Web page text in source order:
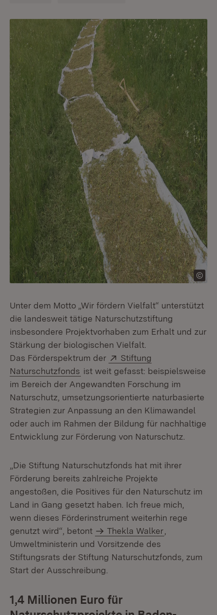
Unter dem Motto „Wir fördern Vielfalt“ unterstützt
die landesweit tätige Naturschutzstiftung
insbesondere Projektvorhaben zum Erhalt und zur
Stärkung der biologischen Vielfalt.
Das Förderspektrum der
Extern:
Stiftung
Naturschutzfonds (Öffnet in neuem Fenster)
ist weit gefasst: beispielsweise
im Bereich der Angewandten Forschung im
Naturschutz, umsetzungsorientierte naturbasierte
Strategien zur Anpassung an den Klimawandel
oder auch im Rahmen der Bildung für nachhaltige
Entwicklung zur Förderung von Naturschutz.
„Die Stiftung Naturschutzfonds hat mit ihrer
Förderung bereits zahlreiche Projekte
angestoßen, die Positives für den Naturschutz im
Land in Gang gesetzt haben. Ich freue mich,
wenn dieses Förderinstrument weiterhin rege
genutzt wird“, betont
Thekla Walker
Umweltministerin und Vorsitzende des
Stiftungsrats der Stiftung Naturschutzfonds, zum
Start der Ausschreibung.
1,4 Millionen Euro für